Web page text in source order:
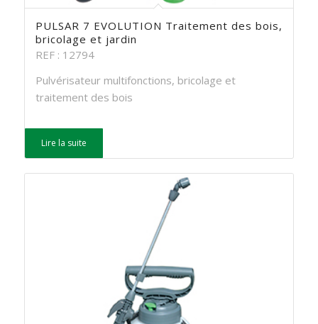
PULSAR 7 EVOLUTION Traitement des bois,
bricolage et jardin
REF : 12794
Pulvérisateur multifonctions, bricolage et
traitement des bois
Lire la suite